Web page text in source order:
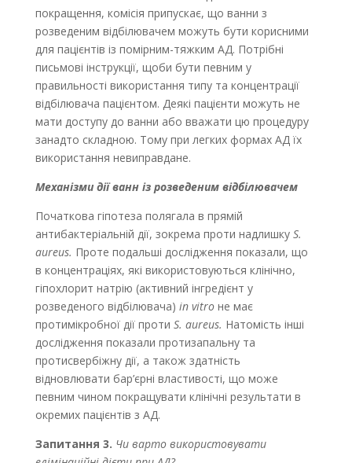
покращення, комісія припускає, що ванни з
розведеним відбілювачем можуть бути корисними
для пацієнтів із помірним-тяжким АД. Потрібні
письмові інструкції, щоби бути певним у
правильності використання типу та концентрації
відбілювача пацієнтом. Деякі пацієнти можуть не
мати доступу до ванни або вважати цю процедуру
занадто складною. Тому при легких формах АД їх
використання невиправдане.
Механізми дії ванн із розведеним відбілювачем
Початкова гіпотеза полягала в прямій
антибактеріальній дії, зокрема проти надлишкуS.
aureus. Проте подальші дослідження показали, що
в концентраціях, які використовуються клінічно,
гіпохлорит натрію (активний інгредієнт у
розведеного відбілювача) in vitro не має
протимікробної дії проти S. aureus. Натомість інші
дослідження показали протизапальну та
протисвербіжну дії, а також здатність
відновлювати бар’єрні властивості, що може
певним чином покращувати клінічні результати в
окремих пацієнтів з АД.
Запитання 3. Чи варто використовувати